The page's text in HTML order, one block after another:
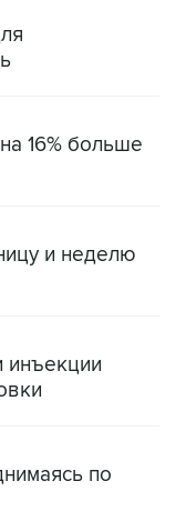
16% больше
и неделю
инъекции
по